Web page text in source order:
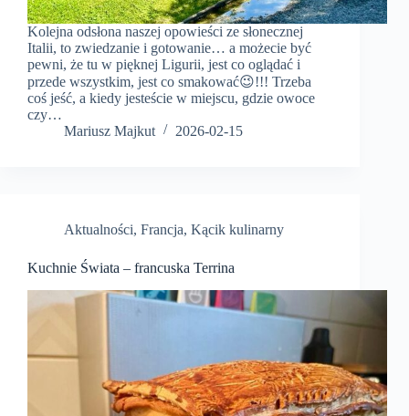
Kolejna odsłona naszej opowieści ze słonecznej
Italii, to zwiedzanie i gotowanie… a możecie być
pewni, że tu w pięknej Ligurii, jest co oglądać i
przede wszystkim, jest co smakować😉!!! Trzeba
coś jeść, a kiedy jesteście w miejscu, gdzie owoce
czy…
Mariusz Majkut
2026-02-15
Aktualności, Francja, Kącik kulinarny
Kuchnie Świata – francuska Terrina